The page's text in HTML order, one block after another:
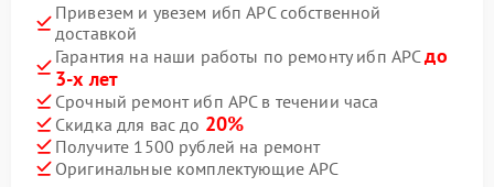
Привезем и увезем ибп APC собственной
доставкой
Гарантия на наши работы по ремонту ибп APCдо
3-х лет
Срочный ремонт ибп APC в течении часа
Скидка для вас до 20%
Получите 1500 рублей на ремонт
Оригинальные комплектующие APC